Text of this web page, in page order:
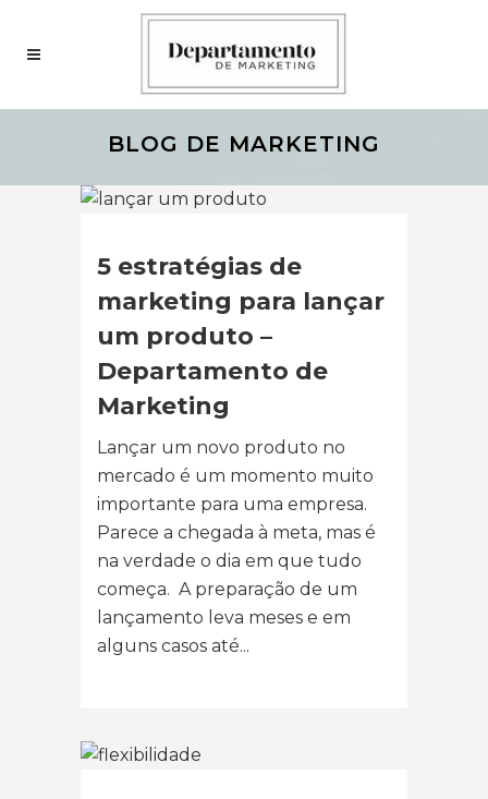
BLOG DE MARKETING
5 estratégias de
marketing para lançar
um produto –
Departamento de
Marketing
Lançar um novo produto no
mercado é um momento muito
importante para uma empresa.
Parece a chegada à meta, mas é
na verdade o dia em que tudo
começa. A preparação de um
lançamento leva meses e em
alguns casos até...